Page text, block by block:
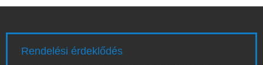
Rendelési érdeklődés